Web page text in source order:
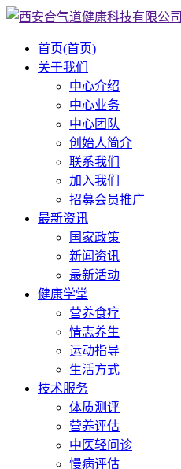
首页(首页)
关于我们
中心介绍
中心业务
中心团队
创始人简介
联系我们
加入我们
招募会员推广
最新资讯
国家政策
新闻资讯
最新活动
健康学堂
营养食疗
情志养生
运动指导
生活方式
技术服务
体质测评
营养评估
中医轻问诊
慢病评估